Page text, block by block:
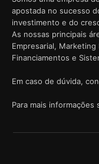
apostada no sucesso
investimento e do
As nossas principais
Empresarial,
Financiamentos e
Em caso de dúvida,
Para mais informações